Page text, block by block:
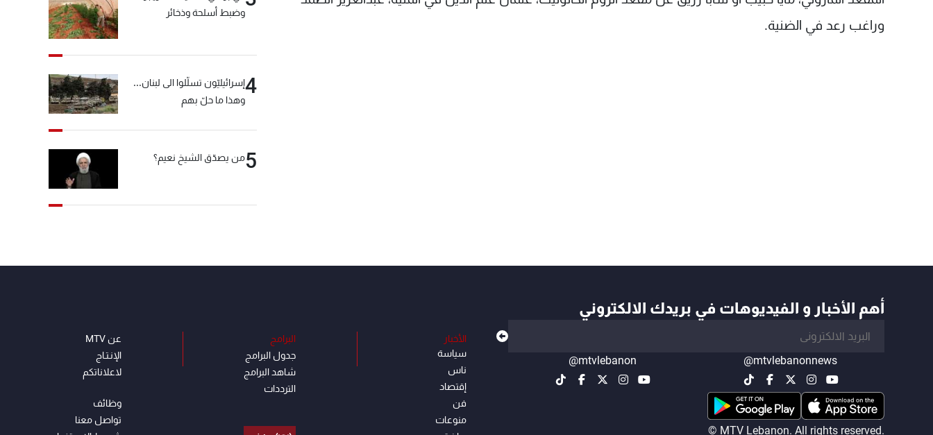
وراغب رعد في الضنية.
وضبط أسلحة وذخائر
4إسرائيليّون تسلّلوا الى لبنان...
وهذا ما حلّ بهم
5من يصدّق الشيخ نعيم؟
أهم الأخبار و الفيديوهات في بريدك الالكتروني
@mtvlebanonnews
@mtvlebanon
© MTV Lebanon. All rights reserved.
الأخبار
سياسة
ناس
إقتصاد
فن
منوعات
البرامج
جدول البرامج
شاهد البرامج
الترددات
عن MTV
الإنـتـاج
لاعلاناتكم
وظائف
تواصل معنا